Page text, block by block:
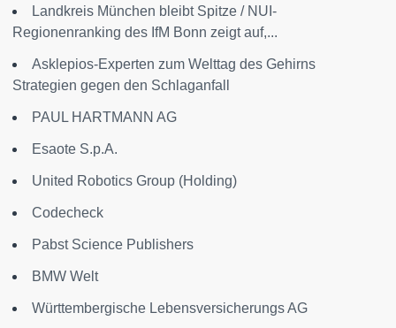
Landkreis München bleibt Spitze / NUI-
Regionenranking des IfM Bonn zeigt auf,...
Asklepios-Experten zum Welttag des Gehirns
Strategien gegen den Schlaganfall
PAUL HARTMANN AG
Esaote S.p.A.
United Robotics Group (Holding)
Codecheck
Pabst Science Publishers
BMW Welt
Württembergische Lebensversicherungs AG